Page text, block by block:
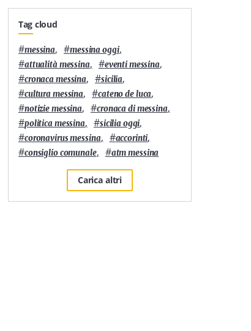
Tag cloud
#messina, #messina oggi,
#attualità messina, #eventi messina,
#cronaca messina, #sicilia,
#cultura messina, #cateno de luca,
#notizie messina, #cronaca di messina,
#politica messina, #sicilia oggi,
#coronavirus messina, #accorinti,
#consiglio comunale, #atm messina
Carica altri